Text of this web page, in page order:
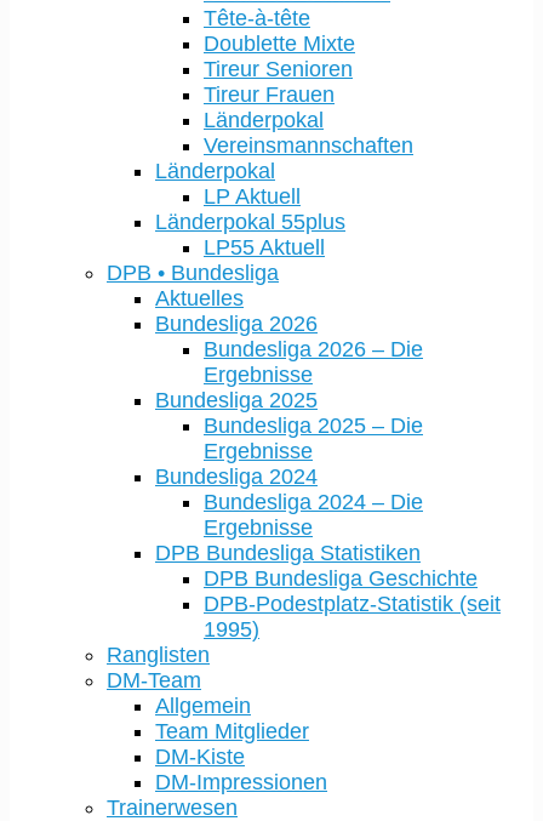
Tête-à-tête
Doublette Mixte
Tireur Senioren
Tireur Frauen
Länderpokal
Vereinsmannschaften
Länderpokal
LP Aktuell
Länderpokal 55plus
LP55 Aktuell
DPB • Bundesliga
Aktuelles
Bundesliga 2026
Bundesliga 2026 – Die
Ergebnisse
Bundesliga 2025
Bundesliga 2025 – Die
Ergebnisse
Bundesliga 2024
Bundesliga 2024 – Die
Ergebnisse
DPB Bundesliga Statistiken
DPB Bundesliga Geschichte
DPB-Podestplatz-Statistik (seit
1995)
Ranglisten
DM-Team
Allgemein
Team Mitglieder
DM-Kiste
DM-Impressionen
Trainerwesen